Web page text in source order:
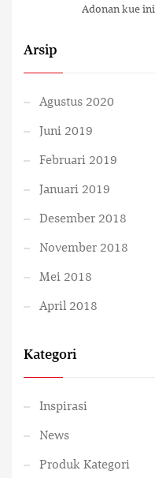
Adonan kue
Arsip
Agustus 2020
Juni 2019
Februari 2019
Januari 2019
Desember 2018
November 2018
Mei 2018
April 2018
Kategori
Inspirasi
News
Produk Kategori